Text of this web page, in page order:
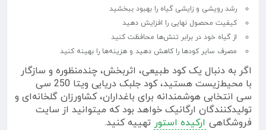
رشد رویشی و زایشی گیاه را بهبود ببخشید
کیفیت محصول نهایی را افزایش دهید
از گیاه خود در برابر تنش‌ها محافظت کنید
مصرف سایر کودها را کاهش دهید و هزینه‌ها را بهینه کنید
اگر به دنبال یک کود طبیعی، اثربخش، چندمنظوره و سازگار
با محیط‌زیست هستید، کود جلبک دریایی ویتا 250 سی
سی انتخابی هوشمندانه برای باغداران، کشاورزان گلخانه‌ای و
تولیدکنندگان ارگانیک خواهد بود که میتوانید از سایت
فروشگاهی ارکیده استور تهییه کنید.